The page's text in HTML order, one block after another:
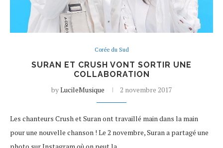
Corée du Sud
SURAN ET CRUSH VONT SORTIR UNE
COLLABORATION
byLucileMusique 2 novembre 2017
Les chanteurs Crush et Suran ont travaillé main dans la main
pour une nouvelle chanson ! Le 2 novembre, Suran a partagé une